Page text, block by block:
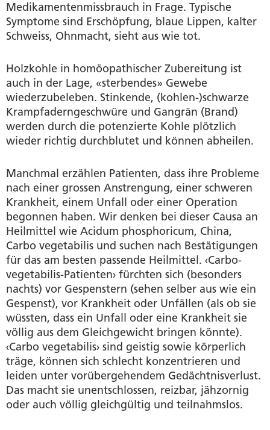
Medikamentenmissbrauch in Frage. Typische
Symptome sind Erschöpfung, blaue Lippen, kalter
Schweiss, Ohnmacht, sieht aus wie tot.
Holzkohle in homöopathischer Zubereitung ist
auch in der Lage, «sterbendes» Gewebe
wiederzubeleben. Stinkende, (kohlen-)schwarze
Krampfaderngeschwüre und Gangrän (Brand)
werden durch die potenzierte Kohle plötzlich
wieder richtig durchblutet und können abheilen.
Manchmal erzählen Patienten, dass ihre Probleme
nach einer grossen Anstrengung, einer schweren
Krankheit, einem Unfall oder einer Operation
begonnen haben. Wir denken bei dieser Causa an
Heilmittel wie Acidum phosphoricum, China,
Carbo vegetabilis und suchen nach Bestätigungen
für das am besten passende Heilmittel. ‹Carbo-
vegetabilis-Patienten› fürchten sich (besonders
nachts) vor Gespenstern (sehen selber aus wie ein
Gespenst), vor Krankheit oder Unfällen (als ob sie
wüssten, dass ein Unfall oder eine Krankheit sie
völlig aus dem Gleichgewicht bringen könnte).
‹Carbo vegetabilis› sind geistig sowie körperlich
träge, können sich schlecht konzentrieren und
leiden unter vorübergehendem Gedächtnisverlust.
Das macht sie unentschlossen, reizbar, jähzornig
oder auch völlig gleichgültig und teilnahmslos.